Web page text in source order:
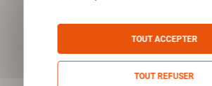
Envoyer
TOUT ACCEPTER
TOUT REFUSER